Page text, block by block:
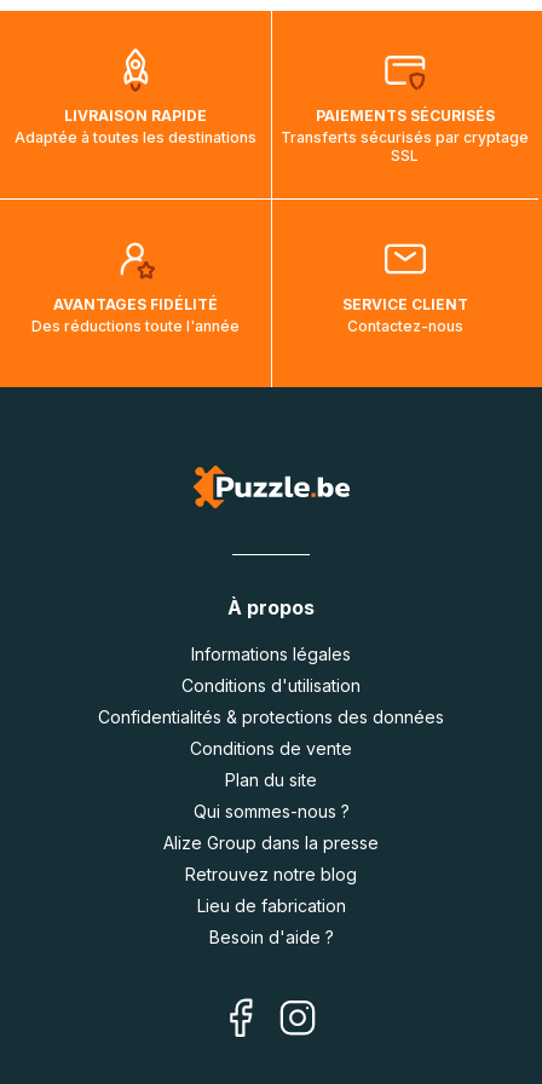
aura touché terre.
LIVRAISON RAPIDE
Adaptée à toutes les destinations
PAIEMENTS SÉCURISÉS
Transferts sécurisés par cryptage
SSL
AVANTAGES FIDÉLITÉ
Des réductions toute l'année
SERVICE CLIENT
Contactez-nous
À propos
Informations légales
Conditions d'utilisation
Confidentialités & protections des données
Conditions de vente
Plan du site
Qui sommes-nous ?
Alize Group dans la presse
Retrouvez notre blog
Lieu de fabrication
Besoin d'aide ?